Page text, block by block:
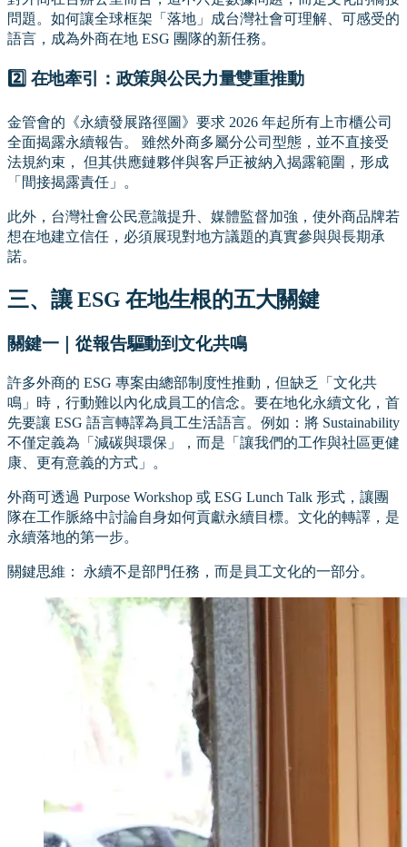
問題。如何讓全球框架「落地」成台灣社會可理解、可感受的
語言，成為外商在地 ESG 團隊的新任務。
2️⃣ 在地牽引：政策與公民力量雙重推動
金管會的《永續發展路徑圖》要求 2026 年起所有上市櫃公司
全面揭露永續報告。 雖然外商多屬分公司型態，並不直接受
法規約束， 但其供應鏈夥伴與客戶正被納入揭露範圍，形成
「間接揭露責任」。
此外，台灣社會公民意識提升、媒體監督加強，使外商品牌若
想在地建立信任，必須展現對地方議題的真實參與與長期承
諾。
三、讓 ESG 在地生根的五大關鍵
關鍵一｜從報告驅動到文化共鳴
許多外商的 ESG 專案由總部制度性推動，但缺乏「文化共
鳴」時，行動難以內化成員工的信念。要在地化永續文化，首
先要讓 ESG 語言轉譯為員工生活語言。例如：將 Sustainability
不僅定義為「減碳與環保」，而是「讓我們的工作與社區更健
康、更有意義的方式」。
外商可透過 Purpose Workshop 或 ESG Lunch Talk 形式，讓團
隊在工作脈絡中討論自身如何貢獻永續目標。文化的轉譯，是
永續落地的第一步。
關鍵思維： 永續不是部門任務，而是員工文化的一部分。